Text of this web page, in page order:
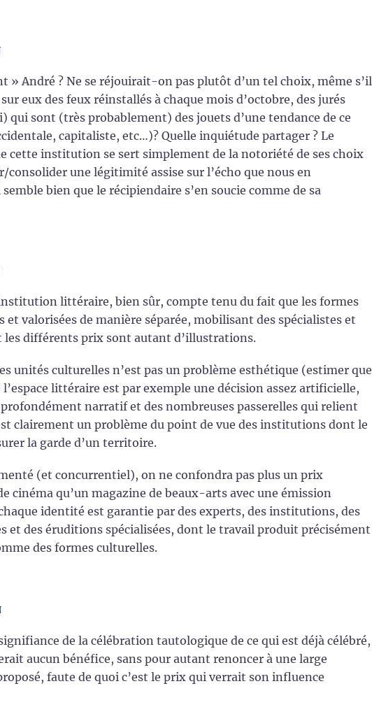
» André ? Ne se réjouirait-on pas plutôt d’un tel choix, même s’il
eux des feux réinstallés à chaque mois d’octobre, des jurés
qui sont (très probablement) des jouets d’une tendance de ce
capitaliste, etc…)? Quelle inquiétude partager ? Le
cette institution se sert simplement de la notoriété de ses choix
une légitimité assise sur l’écho que nous en
bien que le récipiendaire s’en soucie comme de sa
littéraire, bien sûr, compte tenu du fait que les formes
valorisées de manière séparée, mobilisant des spécialistes et
les différents prix sont autant d’illustrations.
unités culturelles n’est pas un problème esthétique (estimer que
l’espace littéraire est par exemple une décision assez artificielle,
narratif et des nombreuses passerelles qui relient
clairement un problème du point de vue des institutions dont le
la garde d’un territoire.
(et concurrentiel), on ne confondra pas plus un prix
cinéma qu’un magazine de beaux-arts avec une émission
identité est garantie par des experts, des institutions, des
et des éruditions spécialisées, dont le travail produit précisément
des formes culturelles.
de la célébration tautologique de ce qui est déjà célébré,
aucun bénéfice, sans pour autant renoncer à une large
faute de quoi c’est le prix qui verrait son influence